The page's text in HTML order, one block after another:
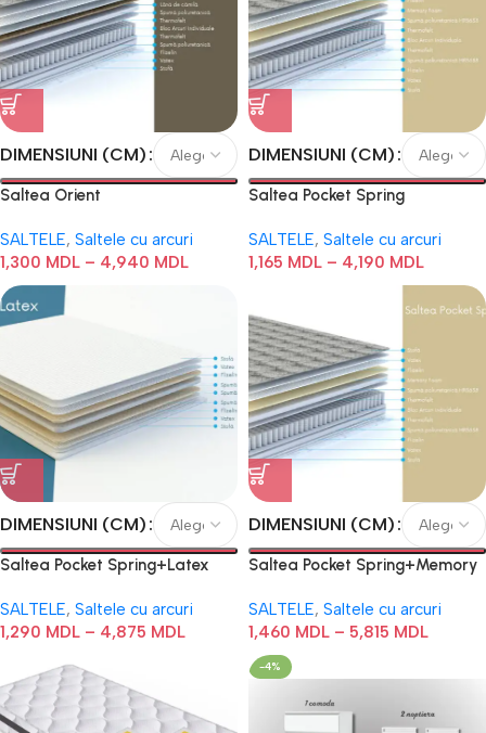
DIMENSIUNI (CM)
Saltea Orient
SALTELE, Saltele cu arcuri
1,300 MDL – 4,940 MDL
DIMENSIUNI (CM)
Saltea Pocket Spring
SALTELE, Saltele cu arcuri
1,165 MDL – 4,190 MDL
DIMENSIUNI (CM)
Saltea Pocket Spring+Latex
SALTELE, Saltele cu arcuri
1,290 MDL – 4,875 MDL
DIMENSIUNI (CM)
Saltea Pocket Spring+Memory
SALTELE, Saltele cu arcuri
1,460 MDL – 5,815 MDL
-4%